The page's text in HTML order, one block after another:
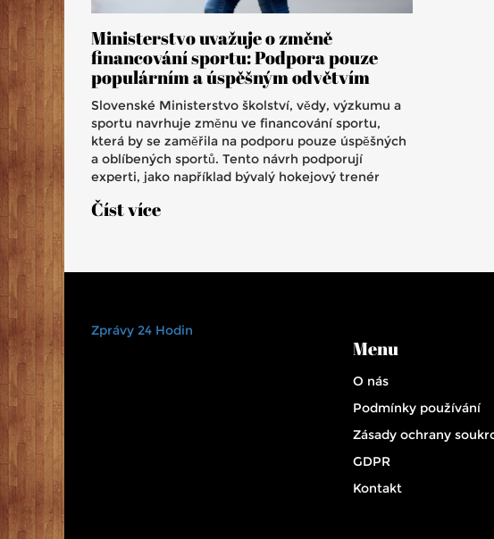
Ministerstvo uvažuje o změně
financování sportu: Podpora pouze
populárním a úspěšným odvětvím
Slovenské Ministerstvo školství, vědy, výzkumu a
sportu navrhuje změnu ve financování sportu,
která by se zaměřila na podporu pouze úspěšných
a oblíbených sportů. Tento návrh podporují
experti, jako například bývalý hokejový trenér
současného systému. Kritici však varují, že by
Číst více
Zprávy 24 Hodin
Menu
O nás
Podmínky používání
Zásady ochrany
GDPR
Kontakt